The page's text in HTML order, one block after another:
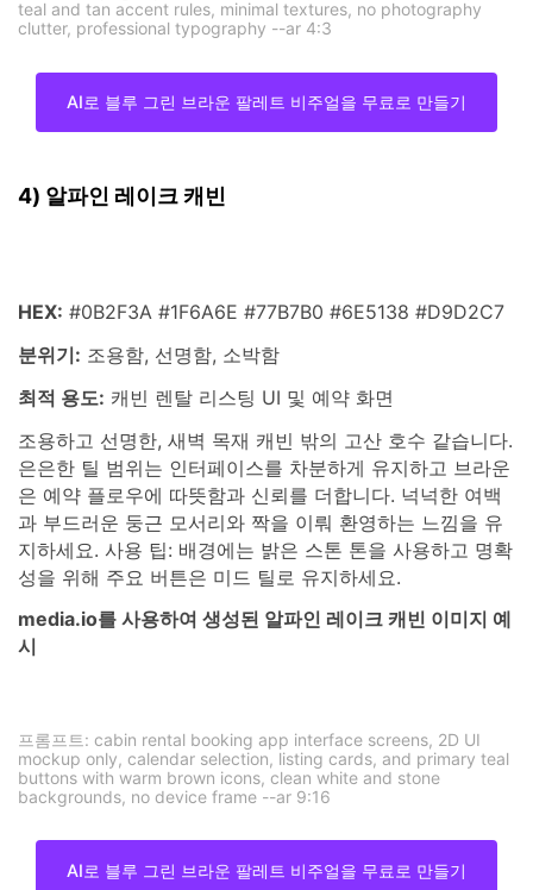
teal and tan accent rules, minimal textures, no photography
clutter, professional typography --ar 4:3
AI로 블루 그린 브라운 팔레트 비주얼을 무료로 만들기
4) 알파인 레이크 캐빈
HEX: #0B2F3A #1F6A6E #77B7B0 #6E5138 #D9D2C7
분위기: 조용함, 선명함, 소박함
최적 용도: 캐빈 렌탈 리스팅 UI 및 예약 화면
조용하고 선명한, 새벽 목재 캐빈 밖의 고산 호수 같습니다.
은은한 틸 범위는 인터페이스를 차분하게 유지하고 브라운
은 예약 플로우에 따뜻함과 신뢰를 더합니다. 넉넉한 여백
과 부드러운 둥근 모서리와 짝을 이뤄 환영하는 느낌을 유
지하세요. 사용 팁: 배경에는 밝은 스톤 톤을 사용하고 명확
성을 위해 주요 버튼은 미드 틸로 유지하세요.
media.io를 사용하여 생성된 알파인 레이크 캐빈 이미지 예
시
프롬프트: cabin rental booking app interface screens, 2D UI
mockup only, calendar selection, listing cards, and primary teal
buttons with warm brown icons, clean white and stone
backgrounds, no device frame --ar 9:16
AI로 블루 그린 브라운 팔레트 비주얼을 무료로 만들기